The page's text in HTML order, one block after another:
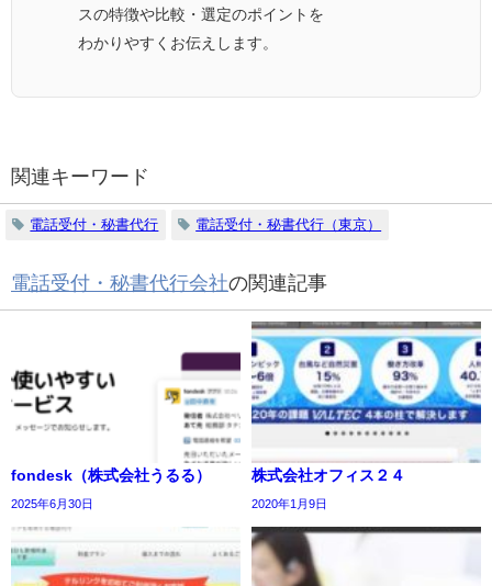
スの特徴や比較・選定のポイントを
わかりやすくお伝えします。
関連キーワード
電話受付・秘書代行 電話受付・秘書代行（東京）
電話受付・秘書代行会社の関連記事
fondesk（株式会社うるる）
2025年6月30日
株式会社オフィス２４
2020年1月9日